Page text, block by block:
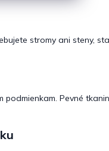
stromy ani steny,
Pevné